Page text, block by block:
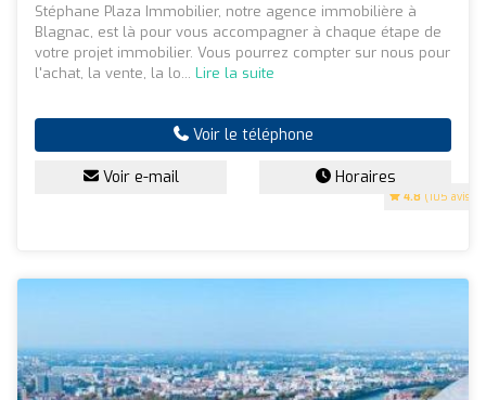
4.8 (105 avis)
Stéphane Plaza Immobilier, notre agence immobilière à
Blagnac, est là pour vous accompagner à chaque étape de
votre projet immobilier. Vous pourrez compter sur nous pour
l'achat, la vente, la lo... Lire la suite
Voir le téléphone
Voir e-mail Horaires